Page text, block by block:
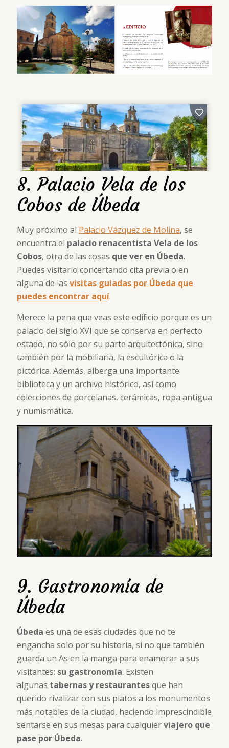
8. Palacio Vela de los
Cobos de Úbeda
Muy próximo al Palacio Vázquez de Molina, se
encuentra el palacio renacentista Vela de los
Cobos, otra de las cosas que ver en Úbeda.
Puedes visitarlo concertando cita previa o en
alguna de las visitas guiadas por Úbeda que
puedes encontrar aquí.
Merece la pena que veas este edificio porque es un
palacio del siglo XVI que se conserva en perfecto
estado, no sólo por su parte arquitectónica, sino
también por la mobiliaria, la escultórica o la
pictórica. Además, alberga una importante
biblioteca y un archivo histórico, así como
colecciones de porcelanas, cerámicas, ropa antigua
y numismática.
9. Gastronomía de
Úbeda
Úbeda es una de esas ciudades que no te
engancha solo por su historia, si no que también
guarda un As en la manga para enamorar a sus
visitantes: su gastronomía. Existen
algunas tabernas y restaurantesque han
querido rivalizar con sus platos a los monumentos
más notables de la ciudad, haciendo imprescindible
sentarse en sus mesas para cualquierviajero que
pase por Úbeda.